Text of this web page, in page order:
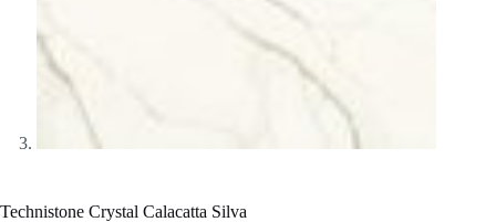
Technistone Crystal Calacatta Silva